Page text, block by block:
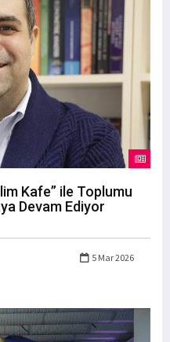
Kafe” ile Toplumu
Devam Ediyor
5 Mar 2026